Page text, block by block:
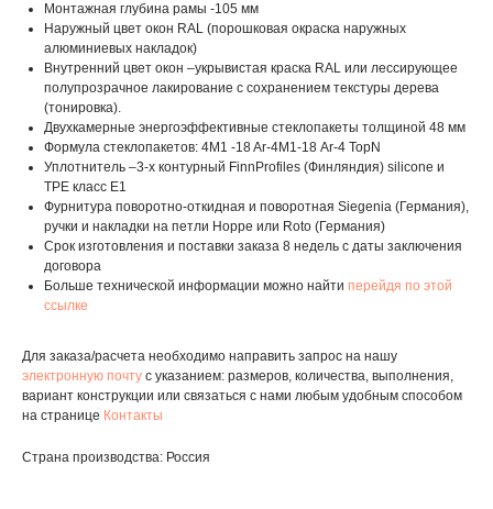
Монтажная глубина рамы -105 мм
Наружный цвет окон RAL (порошковая окраска наружных
алюминиевых накладок)
Внутренний цвет окон –укрывистая краска RAL или лессирующее
полупрозрачное лакирование с сохранением текстуры дерева
(тонировка).
Двухкамерные энергоэффективные стеклопакеты толщиной 48 мм
Формула стеклопакетов: 4M1 -18 Ar-4М1-18 Ar-4 TopN
Уплотнитель –3-х контурный FinnProfiles (Финляндия) silicone и
TPE класс E1
Фурнитура поворотно-откидная и поворотная Siegenia (Германия),
ручки и накладки на петли Hoppe или Roto (Германия)
Срок изготовления и поставки заказа 8 недель с даты заключения
договора
Больше технической информации можно найти перейдя по этой
ссылке
Для заказа/расчета необходимо направить запрос на нашу
электронную почту с указанием: размеров, количества, выполнения,
вариант конструкции или связаться с нами любым удобным способом
на странице Контакты
Страна производства: Россия